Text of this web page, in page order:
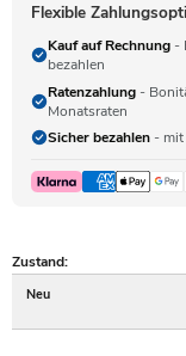
Flexible
Kauf auf Rechnung -
bezahlen
Ratenzahlung -
Monatsraten
Sicher bezahlen -
Zustand:
Neu